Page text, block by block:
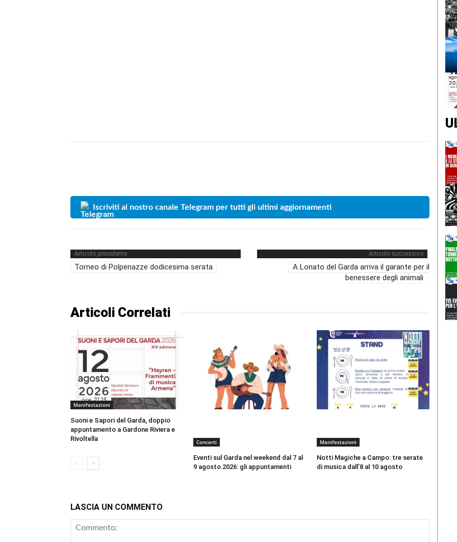
Iscriviti al nostro canale Telegram per tutti gli ultimi aggiornamenti
Articolo precedente
Torneo di Polpenazze dodicesima serata
Articolo successivo
A Lonato del Garda arriva il garante per il
benessere degli animali
Articoli Correlati
Manifestazioni
Suoni e Sapori del Garda, doppio
appuntamento a Gardone Riviera e
Rivoltella
Concerti
Eventi sul Garda nel weekend dal 7 al
9 agosto 2026: gli appuntamenti
Manifestazioni
Notti Magiche a Campo: tre serate
di musica dall’8 al 10 agosto
LASCIA UN COMMENTO